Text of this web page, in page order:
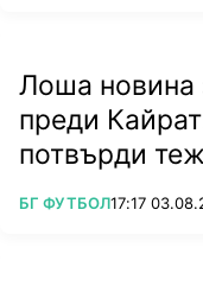
Лоша новина
преди
потвърди
ПОВЕЧЕ ОТ
БГ ФУТБОЛ17:17